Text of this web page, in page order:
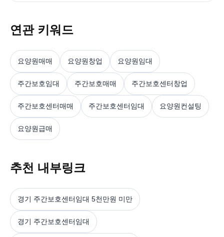
연관 키워드
요양원매매 요양원창업 요양원임대
주간보호임대 주간보호매매 주간보호센터창업
주간보호센터매매 주간보호센터임대 요양원컨설팅
요양원급매
추천 내부링크
경기 주간보호센터임대 5천만원 미만
경기 주간보호센터임대